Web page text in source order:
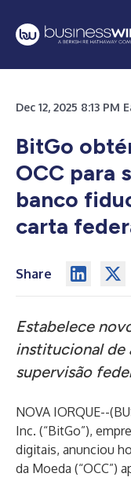
Dec 12, 2025 8:13
BitGo
OCC para
banco
carta
Share
Estabelece
institucional de
supervisão
NOVA IORQUE--(
Inc. (“BitGo”),
digitais, anunciou
da Moeda (“OCC”)